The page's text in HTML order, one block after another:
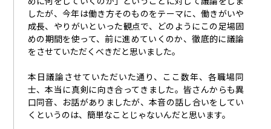
したが、今年は働き方そのものをテーマに、働きがいや
成長、やりがいといった観点で、どのようにこの足場固
めの期間を使って、前に進めていくのか、徹底的に議論
をさせていただくべきだと思いました。
本日議論させていただいた通り、ここ数年、各職場同
士、本当に真剣に向き合ってきました。皆さんからも異
口同音、お話がありましたが、本音の話し合いをしてい
くというのは、簡単なことじゃないんだと思います。